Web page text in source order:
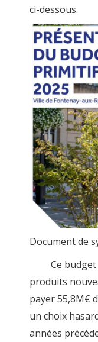
ci-dessous.
Document de
Ce budget
produits
payer 55,8M€
un choix
années